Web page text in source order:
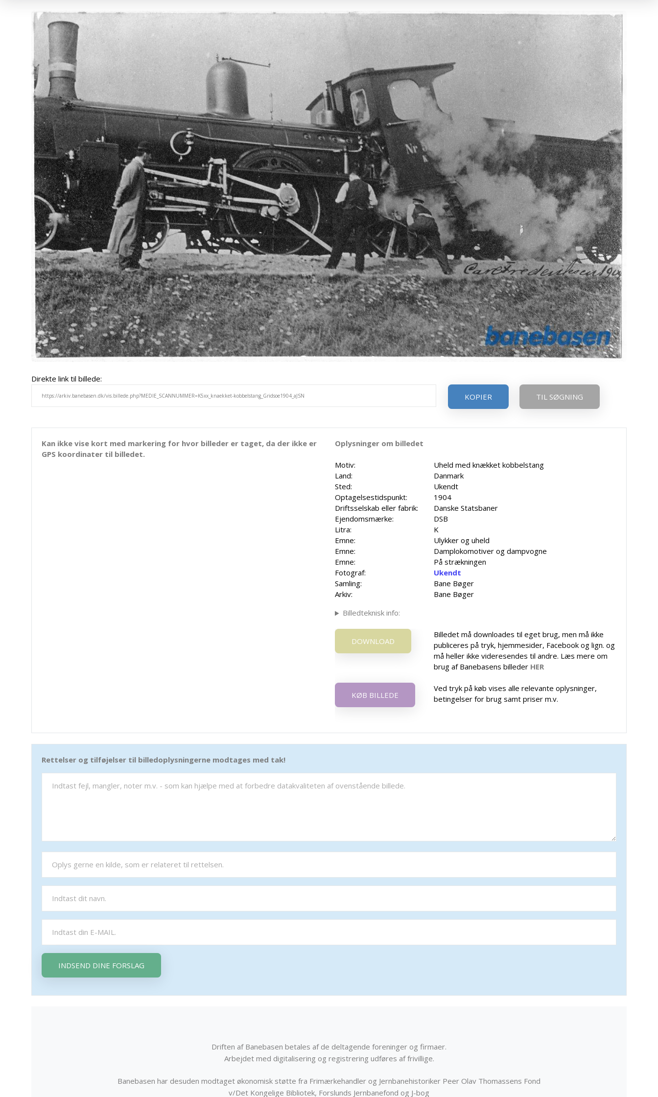
Direkte link til billede:
KOPIER
TIL SØGNING
Kan ikke vise kort med markering for hvor billeder er taget, da der ikke er
GPS koordinater til billedet.
Oplysninger om billedet
Motiv:
Uheld med knækket kobbelstang
Land:
Danmark
Sted:
Ukendt
Optagelsestidspunkt:
1904
Driftsselskab eller fabrik:
Danske Statsbaner
Ejendomsmærke:
DSB
Litra:
K
Emne:
Ulykker og uheld
Emne:
Damplokomotiver og dampvogne
Emne:
På strækningen
Fotograf:
Ukendt
Samling:
Bane Bøger
Arkiv:
Bane Bøger
Billedteknisk info:
DOWNLOAD
Billedet må downloades til eget brug, men må ikke
publiceres på tryk, hjemmesider, Facebook og lign. og
må heller ikke videresendes til andre. Læs mere om
brug af Banebasens billeder HER
KØB BILLEDE
Ved tryk på køb vises alle relevante oplysninger,
betingelser for brug samt priser m.v.
Rettelser og tilføjelser til billedoplysningerne modtages med tak!
INDSEND DINE FORSLAG
Driften af Banebasen betales af de deltagende foreninger og firmaer.
Arbejdet med digitalisering og registrering udføres af frivillige.
Banebasen har desuden modtaget økonomisk støtte fra Frimærkehandler og Jernbanehistoriker Peer Olav Thomassens Fond
v/Det Kongelige Bibliotek, Forslunds Jernbanefond og J-bog